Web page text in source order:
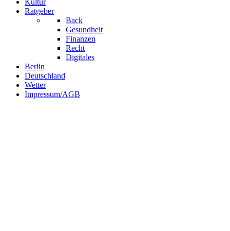
Kultur
Ratgeber
Back
Gesundheit
Finanzen
Recht
Digitales
Berlin
Deutschland
Wetter
Impressum/AGB